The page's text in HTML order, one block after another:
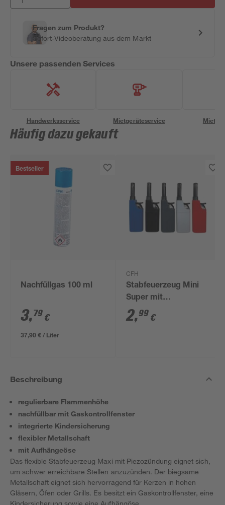
Fragen zum Produkt?
Sofort-Videoberatung aus dem Markt
Unsere passenden Services
Handwerksservice Mietgeräteservice
Häufig dazu gekauft
Bestseller
Nachfüllgas 100 ml
3,79 €
37,90 € / Liter
CFH
Stabfeuerzeug Mini
Super mit
Piezozündung 10,5
cm
2,99 €
Beschreibung
regulierbare Flammenhöhe
nachfüllbar mit Gaskontrollfenster
integrierte Kindersicherung
flexibler Metallschaft
mit Aufhängeöse
Das flexible Stabfeuerzeug Maxi mit Piezozündung eignet sich,
um schwer erreichbare Stellen anzuzünden. Der biegsame
Metallschaft eignet sich hervorragend für Kerzen in hohen
Gläsern, Öfen oder Grills. Es besitzt ein Gaskontrollfenster, eine
Kindersicherung sowie eine Aufhängöse.